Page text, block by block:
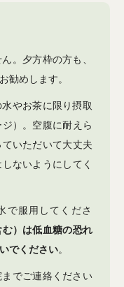
。夕方枠の方も、
勧めします。
やお茶に限り摂取
）。空腹に耐えら
いただいて大丈夫
ないようにしてく
で服用してくださ
）は低血糖の恐れ
でください。
でご連絡ください